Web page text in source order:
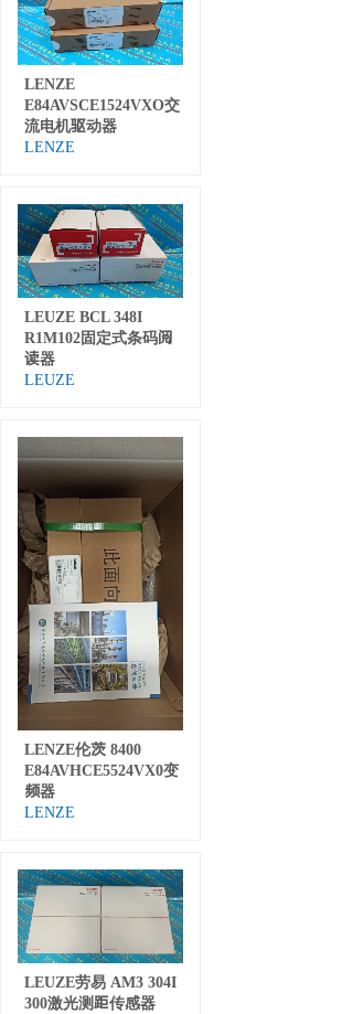
LENZE
E84AVSCE1524VXO交
流电机驱动器
LENZE
LEUZE BCL 348I
R1M102固定式条码阅
读器
LEUZE
LENZE伦茨 8400
E84AVHCE5524VX0变
频器
LENZE
LEUZE劳易 AM3 304I
300激光测距传感器